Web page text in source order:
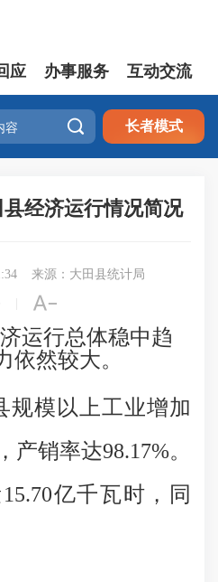
应 办事服务 互动交流
 长者模式
县经济运行情况简况
来源：大田县统计局

运行总体稳中趋
依然较大。
规模以上工业增加
产销率达98.17%。
亿千瓦时，同